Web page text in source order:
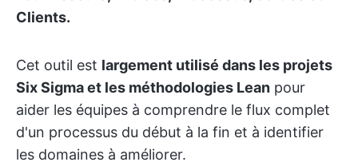
Clients.
Cet outil est largement utilisé dans les projets
Six Sigma et les méthodologies Lean pour
aider les équipes à comprendre le flux complet
d'un processus du début à la fin et à identifier
les domaines à améliorer.